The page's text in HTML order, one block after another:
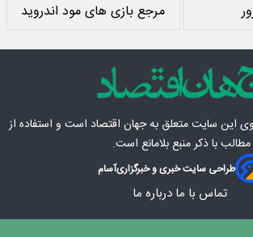
مرجع بازی های مود اندروید
این سایت متعلق بهجهان اقتصاد است و استفاده از
مطالب با ذکر منبع بلامانع است.
طراحی سایت خبری و خبرگزاریآسام
تماس با ما درباره ما